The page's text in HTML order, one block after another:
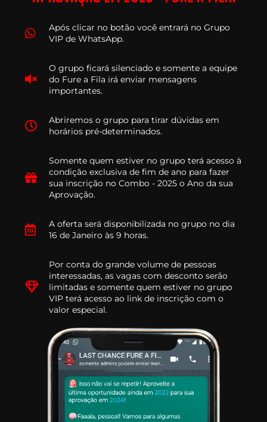
Após clicar no botão você entrará no Grupo
VIP de WhatsApp.
O grupo ficará silenciado e somente a equipe
do Fure a Fila irá enviar mensagens
importantes.
Abriremos o grupo para tirar dúvidas em
horários pré-determinados.
Somente quem estiver no grupo terá acesso à
condição exclusiva de fim de ano para fazer
sua inscrição no Combo - 2025 o Ano da sua
Aprovação.
A oferta será disponibilizada no grupo no dia
16 de Janeiro às 9 horas.
Por conta do grande volume de pessoas
interessadas, as vagas com desconto serão
limitadas e somente quem estiver no grupo
VIP terá acesso ao link de inscrição com o
valor especial.